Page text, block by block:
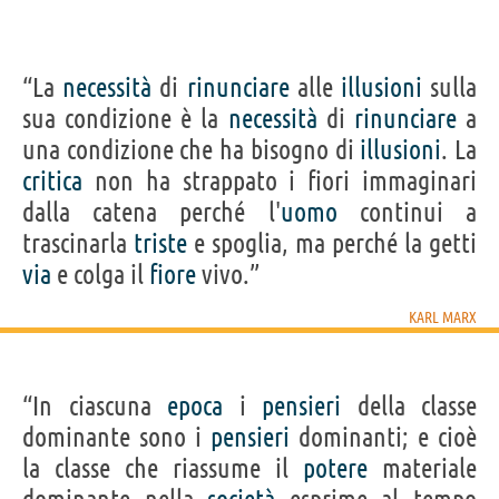
“La necessità di rinunciarealle illusioni sulla
sua condizione è la necessità di rinunciarea
una condizione che ha bisogno di illusioni. La
critica non ha strappato i fiori immaginari
dalla catena perché l'uomo continui a
trascinarla triste e spoglia, ma perché la getti
via e colga il fiorevivo.”
KARL MARX
“In ciascuna epoca i pensieri della classe
dominante sono i pensieri dominanti; e cioè
la classe che riassume il potere materiale